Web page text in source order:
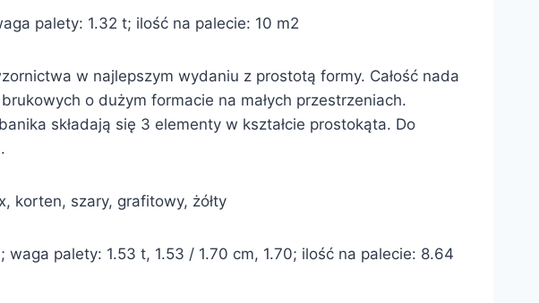
palety: 1.32 t; ilość na palecie: 10 m2
w najlepszym wydaniu z prostotą formy. Całość nada
o dużym formacie na małych przestrzeniach.
składają się 3 elementy w kształcie prostokąta. Do
korten, szary, grafitowy, żółty
palety: 1.53 t, 1.53 / 1.70 cm, 1.70; ilość na palecie: 8.64